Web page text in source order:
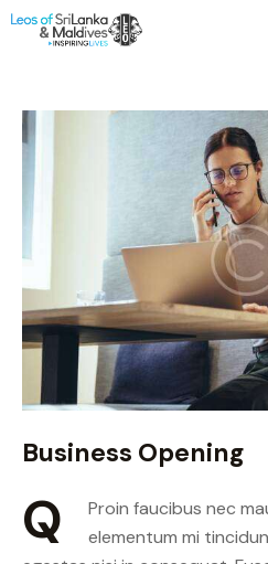
Business Opening
Q
Proin faucibus nec
elementum mi